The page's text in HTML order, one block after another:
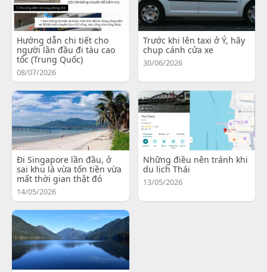
Hướng dẫn chi tiết cho
người lần đầu đi tàu cao
tốc (Trung Quốc)
08/07/2026
Trước khi lên taxi ở Ý, hãy
chụp cánh cửa xe
30/06/2026
Đi Singapore lần đầu, ở
sai khu là vừa tốn tiền vừa
mất thời gian thật đó
14/05/2026
Những điều nên tránh khi
du lịch Thái
13/05/2026